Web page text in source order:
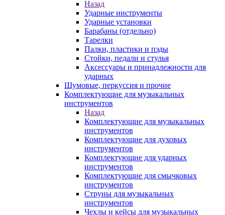
Назад
Ударные инструменты
Ударные установки
Барабаны (отдельно)
Тарелки
Палки, пластики и пэды
Стойки, педали и стулья
Аксессуары и принадлежности для
ударных
Шумовые, перкуссия и прочие
Комплектующие для музыкальных
инструментов
Назад
Комплектующие для музыкальных
инструментов
Комплектующие для духовых
инструментов
Комплектующие для ударных
инструментов
Комплектующие для смычковых
инструментов
Струны для музыкальных
инструментов
Чехлы и кейсы для музыкальных